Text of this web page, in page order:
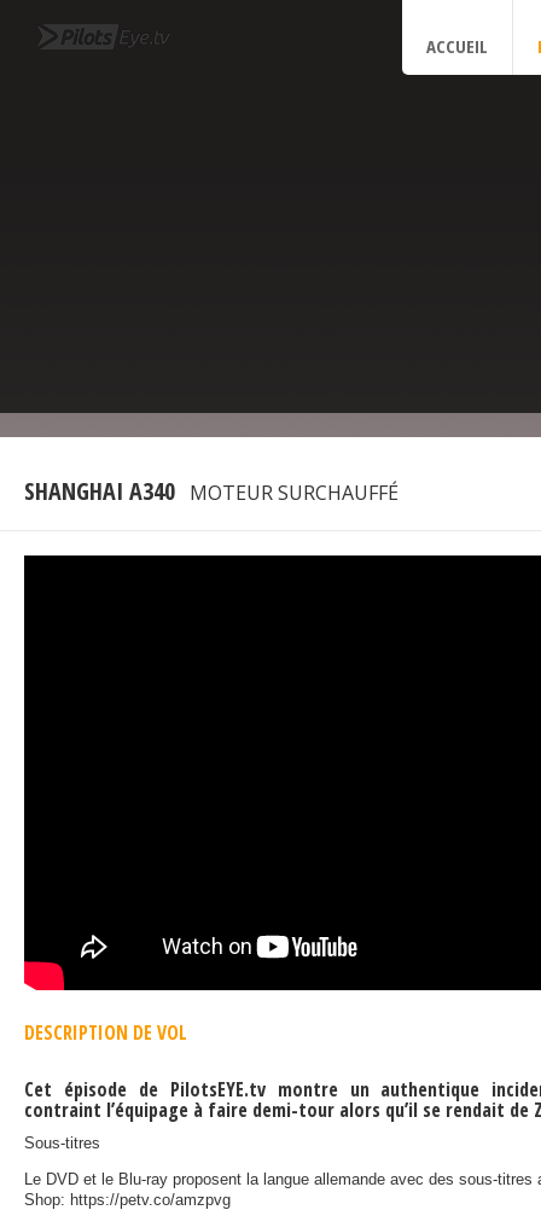
ACCUEIL
SHANGHAI A340 MOTEUR SURCHAUFFÉ
DESCRIPTION DE VOL
Cet épisode de PilotsEYE.tv montre un authentique
contraint l’équipage à faire demi-tour alors qu’il se rendait de
Sous-titres
Le DVD et le Blu-ray proposent la langue allemande avec des sous-titres
Shop: https://petv.co/amzpvg